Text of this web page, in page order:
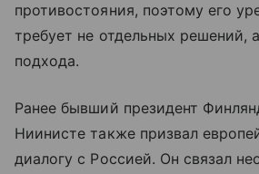
противостояния, поэтому его
требует не отдельных решений,
подхода.
Ранее бывший президент
Ниинисте также призвал
диалогу с Россией. Он связал